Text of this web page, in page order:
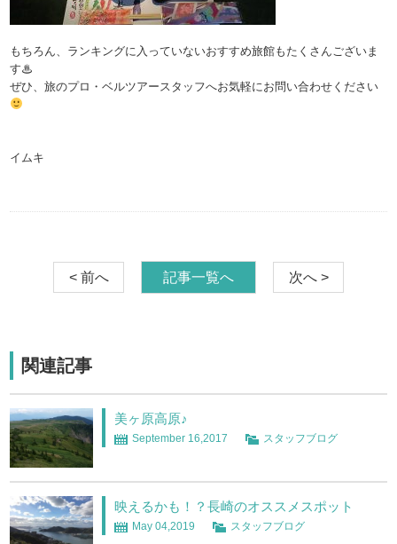
もちろん、ランキングに入っていないおすすめ旅館もたくさんございま
す♨
ぜひ、旅のプロ・ベルツアースタッフへお気軽にお問い合わせください
イムキ
< 前へ 記事一覧へ 次へ >
関連記事
美ヶ原高原♪
September 16,2017 スタッフブログ
映えるかも！？長崎のオススメスポット
May 04,2019 スタッフブログ